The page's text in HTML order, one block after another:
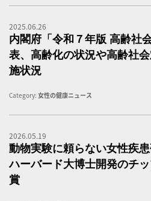
2025.06.26
内閣府「令和７年版 高齢社
表、高齢化の状況や高齢社
施状況
Category: 女性の健康ニュース
2026.05.19
動物実験に頼らない女性疾
ハーバード大博士開発のチ
賞